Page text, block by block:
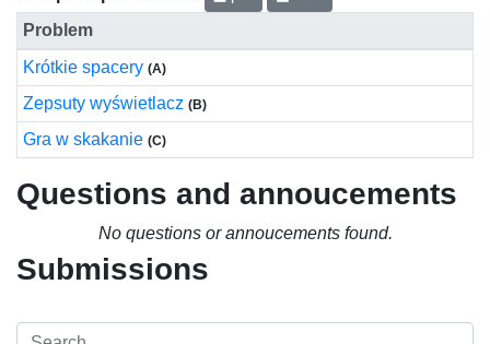
Problem
Krótkie spacery (A)
Zepsuty wyświetlacz (B)
Gra w skakanie (C)
Questions and annoucements
No questions or annoucements found.
Submissions